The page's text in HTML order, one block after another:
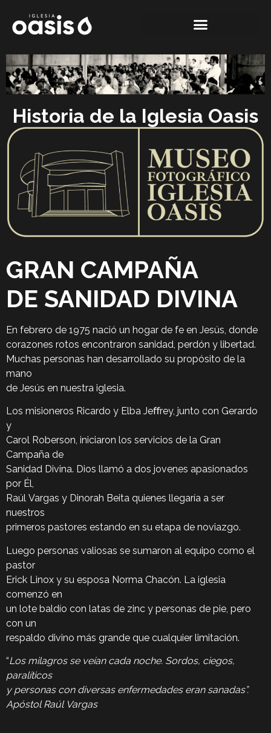
Historia de la Iglesia Oasis
GRAN CAMPAÑA
DE SANIDAD DIVINA
En febrero de 1975 nació un hogar de fe en Jesús, donde
corazones rotos encontraron sanidad, perdón y libertad.
Muchas personas han desarrollado su propósito de la
mano
de Jesús en nuestra iglesia.
Los misioneros Ricardo y Elba Jeﬀrey, junto con Gerardo
y
Carol Roberson, iniciaron los servicios de la Gran
Campaña de
Sanidad Divina. Dios llamó a dos jovenes apasionados
por Él,
Raúl Vargas y Dinorah Beita quienes llegaría a ser
nuestros
primeros pastores estando en su etapa de noviazgo.
Luego personas valiosas se sumaron al equipo como el
pastor
Erick Linox y su esposa Norma Chacón. La iglesia
comenzó en
un lote baldío con latas de zinc y personas de pie, pero
con un
respaldo divino más grande que cualquier limitación.
“Los milagros se veían cada noche. Sordos, ciegos,
paralíticos
y personas con diversas enfermedades eran sanadas”.
Apóstol Raúl Vargas